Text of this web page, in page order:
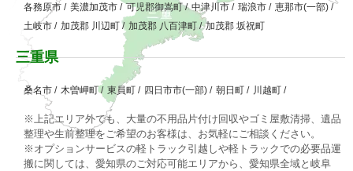
各務原市 / 美濃加茂市 / 可児郡御嵩町/ 中津川市 / 瑞浪市 / 恵那市(一部) /
土岐市 / 加茂郡 川辺町/ 加茂郡 八百津町 / 加茂郡 坂祝町
三重県
桑名市 / 木曽岬町/ 東員町 / 四日市市(一部) / 朝日町 / 川越町 /
※上記エリア外でも、大量の不用品片付け回収やゴミ屋敷清掃、遺品
整理や生前整理をご希望のお客様は、お気軽にご相談ください。
※オプションサービスの軽トラック引越しや軽トラックでの必要品運
搬に関しては、愛知県のご対応可能エリアから、愛知県全域と岐阜